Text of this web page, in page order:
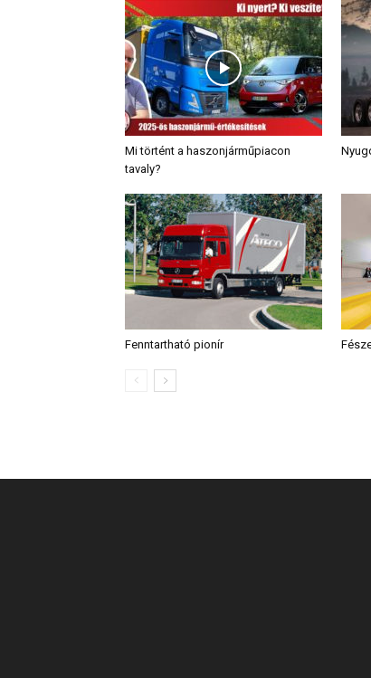
Mi történt a haszonjárműpiacon
tavaly?
Fenntartható pionír